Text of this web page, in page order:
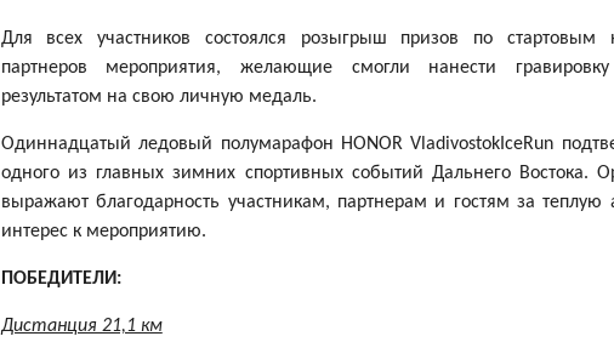
Для всех участников состоялся розыгрыш призов по стартовым
партнеров мероприятия, желающие смогли нанести
результатом на свою личную медаль.
Одиннадцатый ледовый полумарафон HONOR VladivostokIceRun
одного из главных зимних спортивных событий Дальнего Востока.
выражают благодарность участникам, партнерам и гостям за теплую
интерес к мероприятию.
ПОБЕДИТЕЛИ:
Дистанция 21,1 км